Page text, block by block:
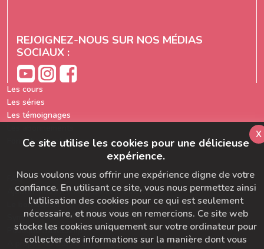
REJOIGNEZ-NOUS SUR NOS MÉDIAS
SOCIAUX :
Les cours
Les séries
Les témoignages
Formation prof de yoga
FAQ
Ajoutez-nous à votre carnet d'adresse
Le bon départ
SymbioBoard
Politique BaseCamp
A propos du Studio Diva Yoga
Ce site utilise les cookies pour une délicieuse
expérience.
Nous voulons vous offrir une expérience digne de votre
confiance. En utilisant ce site, vous nous permettez ainsi
l'utilisation des cookies pour ce qui est seulement
nécessaire, et nous vous en remercions. Ce site web
stocke les cookies uniquement sur votre ordinateur pour
collecter des informations sur la manière dont vous
x